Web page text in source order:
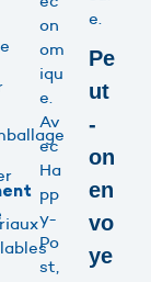
on
om
iqu
e.
Av
ec
Ha
pp
y-
Po
st,
e.
Pe
ut
-
on
en
vo
ye